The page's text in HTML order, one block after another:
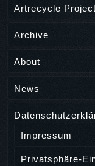
Artrecycle Project
Archive
About
News
Impressum
Privatsphäre-